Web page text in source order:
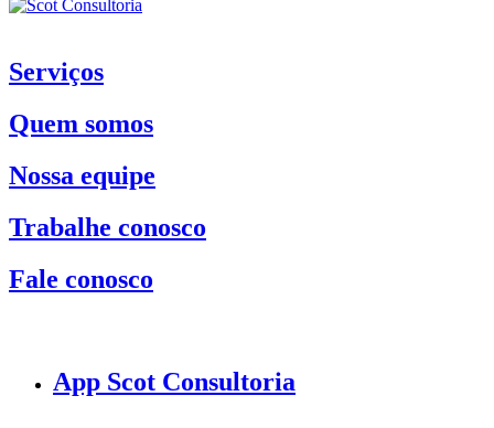
Serviços
Quem somos
Nossa equipe
Trabalhe conosco
Fale conosco
App Scot Consultoria